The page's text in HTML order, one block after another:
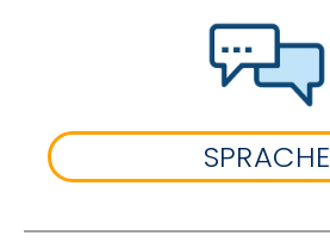
SPRACHE